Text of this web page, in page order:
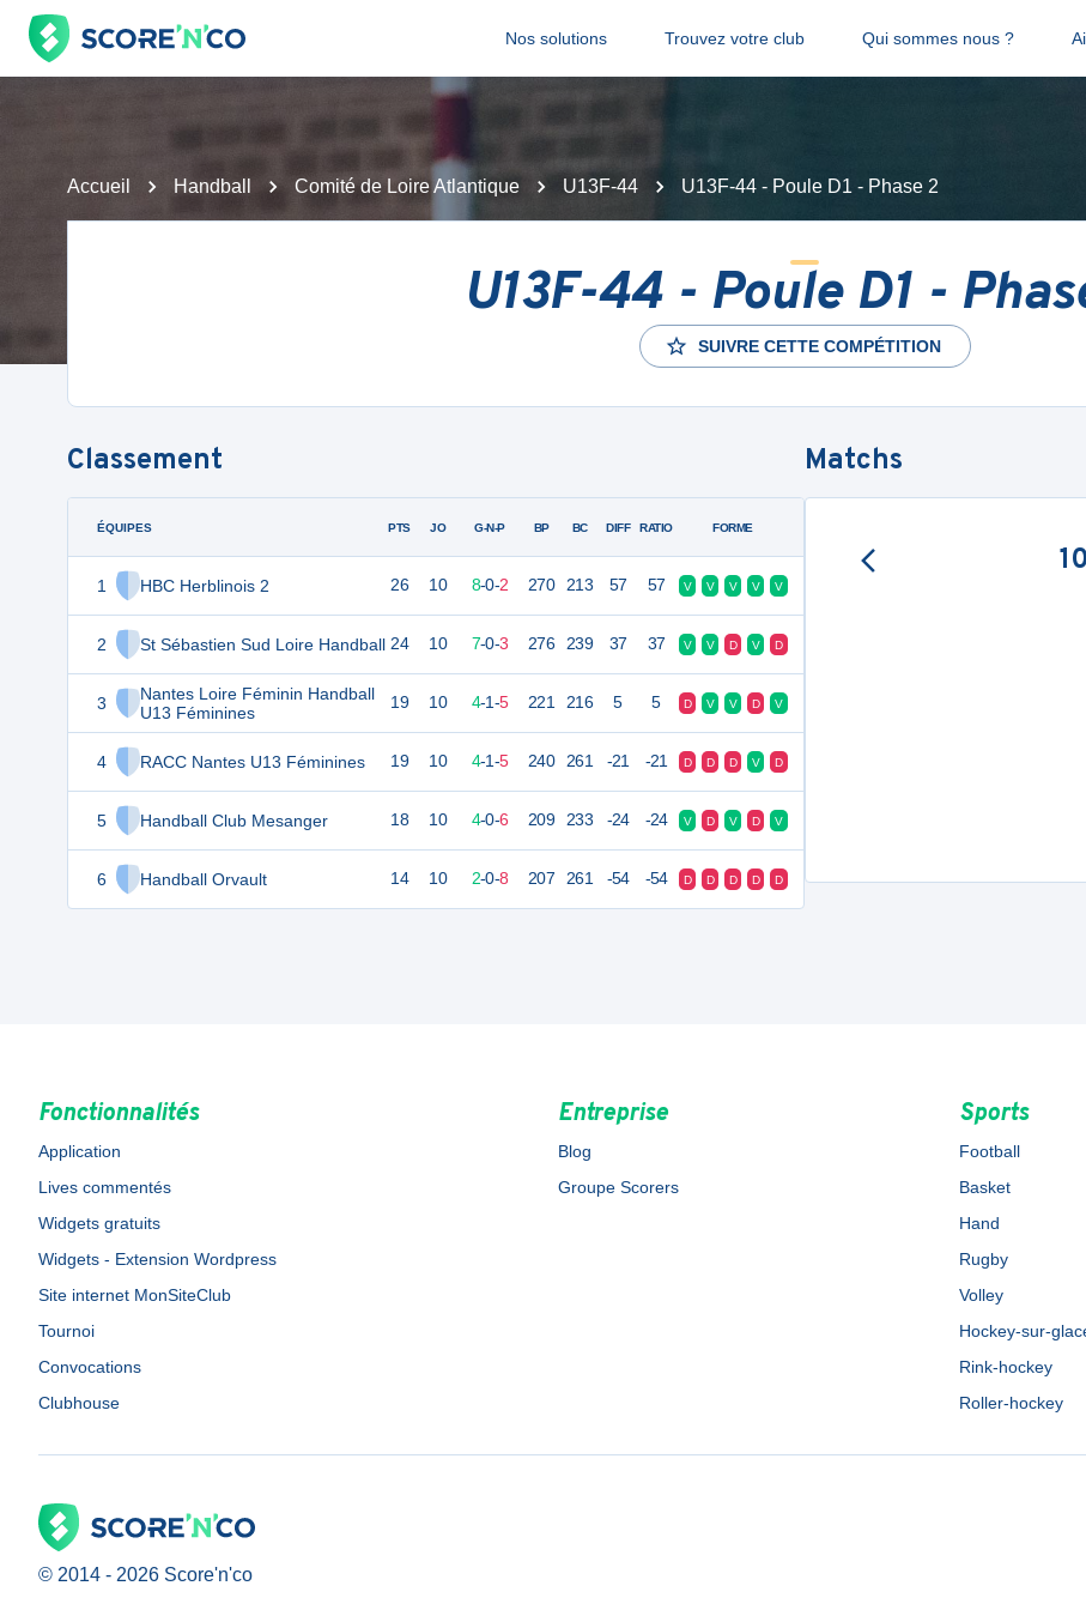
Nos solutions Trouvez votre club Qui sommes nous ?
Accueil Handball Comité de Loire Atlantique U13F-44 U13F-44 - Poule D1 - Phase 2
U13F-44 - Poule D1 -
SUIVRE CETTE COMPÉTITION
Classement
ÉQUIPES
1 HBC Herblinois 2
2 St Sébastien Sud Loire Handball
3
Nantes Loire Féminin Handball
U13 Féminines
4 RACC Nantes U13 Féminines
5 Handball Club Mesanger
6 Handball Orvault
PTS JO G-N-P BP BC DIFF RATIO FORME
26 10 8-0-2 270 213 57 57 V V V V V
24 10 7-0-3 276 239 37 37 V V D V D
19 10 4-1-5 221 216 5 5 D V V D V
19 10 4-1-5 240 261 -21 -21 D D D V D
18 10 4-0-6 209 233 -24 -24 V D V D V
14 10 2-0-8 207 261 -54 -54 D D D D D
Matchs
Fonctionnalités
Application
Lives commentés
Widgets gratuits
Widgets - Extension Wordpress
Site internet MonSiteClub
Tournoi
Convocations
Clubhouse
Entreprise
Blog
Groupe Scorers
Sports
Football
Basket
Hand
Rugby
Volley
Hockey-sur-
Rink-hockey
Roller-hockey
© 2014 - 2026 Score'n'co